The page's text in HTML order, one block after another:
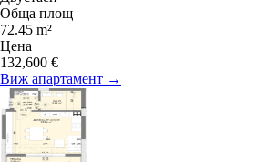
Обща площ
72.45 m²
Цена
132,600 €
Виж апартамент →